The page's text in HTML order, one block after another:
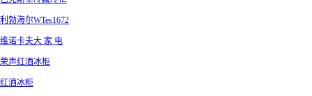
利勃海尔WTes1672
维诺卡夫大 家 电
荣声红酒冰柜
红酒冰柜